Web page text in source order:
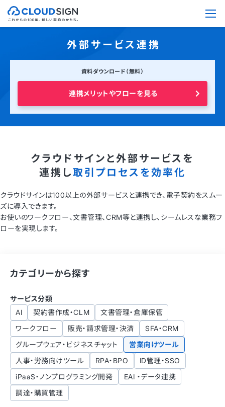
外部サービス連携
資料ダウンロード（無料）
連携メリットやフローを見る
クラウドサインと外部サービスを
連携し取引プロセスを効率化
クラウドサインは100以上の外部サービスと連携でき、電子契約をスムー
ズに導入できます。
お使いのワークフロー、文書管理、CRM等と連携し、シームレスな業務フ
ローを実現します。
カテゴリーから探す
サービス分類
AI
契約書作成・CLM
文書管理・倉庫保管
ワークフロー
販売・請求管理・決済
SFA・CRM
グループウェア・ビジネスチャット
営業向けツール
人事・労務向けツール
RPA・BPO
ID管理・SSO
iPaaS・ノンプログラミング開発
EAI ・データ連携
調達・購買管理